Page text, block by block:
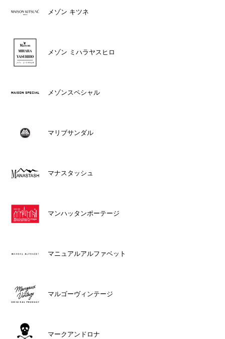
メゾン キツネ
メゾン ミハラヤスヒロ
メゾンスペシャル
マリブサンダル
マナスタッシュ
マンハッタンポーテージ
マニュアルアルファベット
マルゴーヴィンテージ
マークアンドロナ